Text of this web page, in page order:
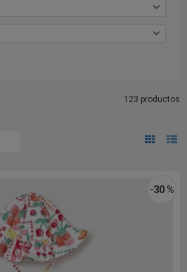
123 productos
-30 %